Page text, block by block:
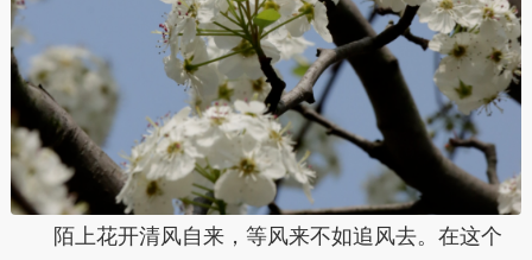
陌上花开清风自来，等风来不如追风去。在这个